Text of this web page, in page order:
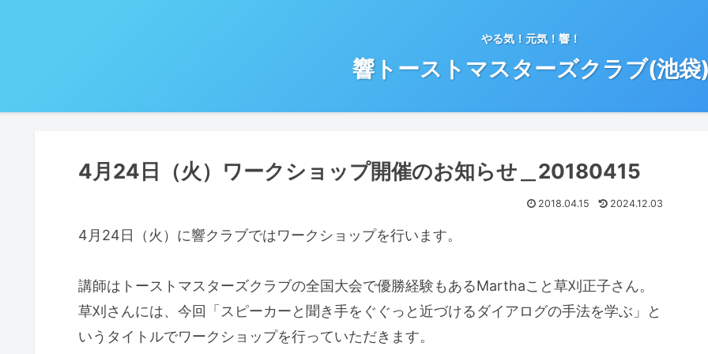
やる気！元気！響！
響トーストマスターズクラブ(池袋
4月24日（火）ワークショップ開催のお知らせ＿20180415
2018.04.15 2024.12.03
4月24日（火）に響クラブではワークショップを行います。
講師はトーストマスターズクラブの全国大会で優勝経験もあるMarthaこと草刈正子さん。
草刈さんには、今回「スピーカーと聞き手をぐぐっと近づけるダイアログの手法を学ぶ」と
いうタイトルでワークショップを行っていただきます。